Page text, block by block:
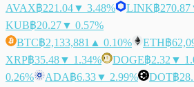
AVAX฿221.04▼ 3.48% LINK฿270.87
KUB฿20.27▼ 0.57%
BTC฿2,133,881 ▲ 0.10% ETH฿
XRP฿35.48▼ 1.34% DOGE฿2.32 ▼
0.26%
ADA฿6.33▼ 2.99% DOT฿